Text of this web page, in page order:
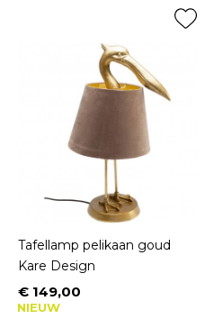
Tafellamp pelikaan goud
Kare Design
Prijs
€ 149,00
NIEUW